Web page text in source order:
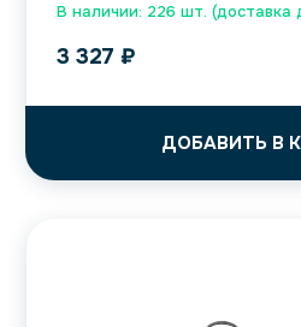
В наличии: 226 шт. (доставка
3 327 ₽
ДОБАВИТЬ В